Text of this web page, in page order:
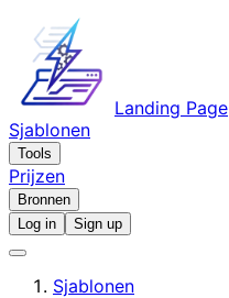
Landing Page
Sjablonen
Tools
Prijzen
Bronnen
Log in
Sign up
Sjablonen